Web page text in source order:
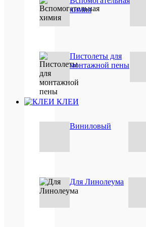
химия
Пистолеты для
монтажной пены
КЛЕИ
Виниловый
Для Линолеума